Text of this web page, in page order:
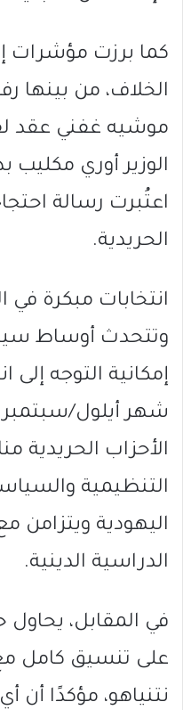
كما برزت مؤشرات
الخلاف، من
موشيه غفني عقد
الوزير أوري مكليب
اعتُبرت رسالة
الحريدية.
انتخابات مبكرة في
وتتحدث أوساط
إمكانية التوجه إلى
شهر أيلول/سبتمبر
الأحزاب الحريدية
التنظيمية
اليهودية ويتزامن
الدراسية الدينية.
في المقابل،
على تنسيق كامل
نتنياهو، مؤكدًا أن